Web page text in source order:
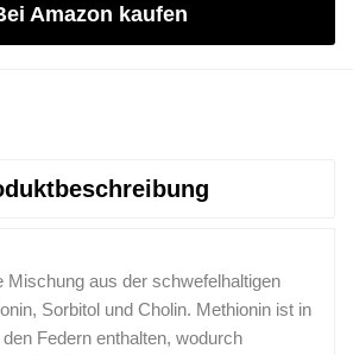
Amazon kaufen
Mischung aus der schwefelhaltigen
Sorbitol und Cholin. Methionin ist in
Federn enthalten, wodurch